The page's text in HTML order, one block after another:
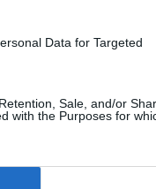
Data for Targeted
Sale, and/or
with the Purposes for
Τσίπρα
τα